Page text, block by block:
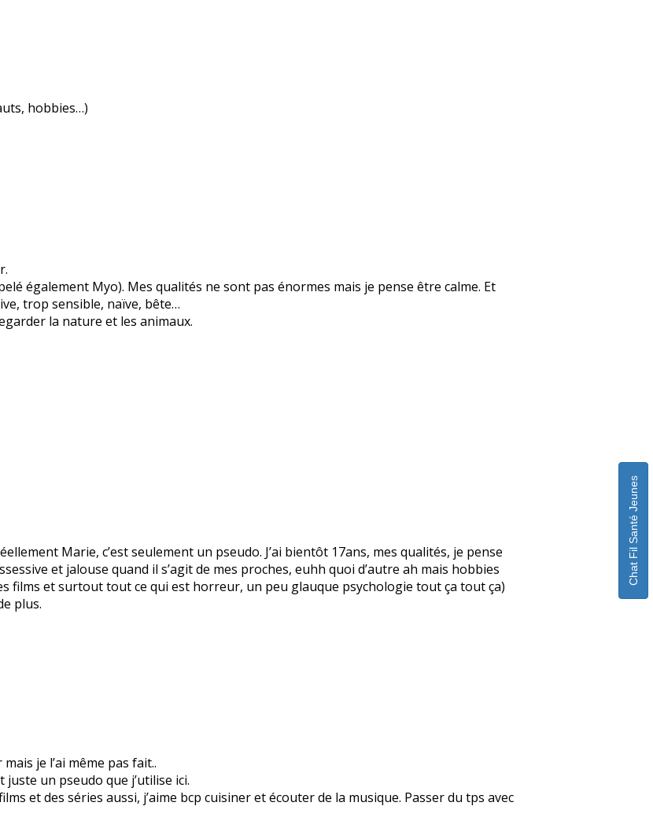
hobbies…)
également Myo). Mes qualités ne sont pas énormes mais je pense être calme. Et
trop sensible, naïve, bête…
la nature et les animaux.
Marie, c’est seulement un pseudo. J’ai bientôt 17ans, mes qualités, je pense
et jalouse quand il s’agit de mes proches, euhh quoi d’autre ah mais hobbies
films et surtout tout ce qui est horreur, un peu glauque psychologie tout ça tout ça)
plus.
je l’ai même pas fait..
juste un pseudo que j’utilise ici.
et des séries aussi, j’aime bcp cuisiner et écouter de la musique. Passer du tps avec
Chat Fil Santé Jeunes